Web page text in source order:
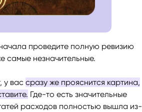
проведите полную ревизию
самые незначительные.
у вас сразу же прояснится картина,
Где-то есть значительные
расходов полностью вышла из-